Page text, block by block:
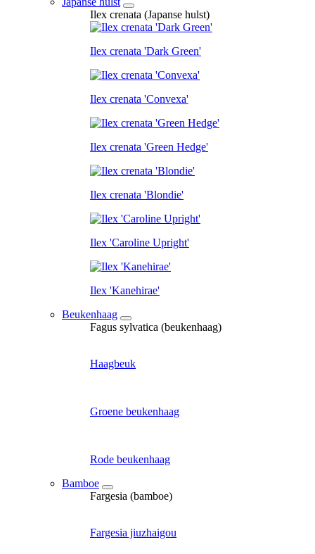
Ilex crenata (Japanse hulst)
Ilex crenata 'Dark Green'
Ilex crenata 'Convexa'
Ilex crenata 'Green Hedge'
Ilex crenata 'Blondie'
Ilex 'Caroline Upright'
Ilex 'Kanehirae'
Beukenhaag
Fagus sylvatica (beukenhaag)
Haagbeuk
Groene beukenhaag
Rode beukenhaag
Bamboe
Fargesia (bamboe)
Fargesia jiuzhaigou